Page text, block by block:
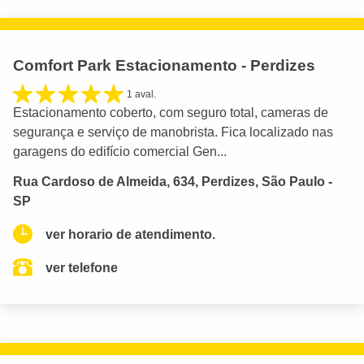
Comfort Park Estacionamento - Perdizes
1 aval.
Estacionamento coberto, com seguro total, cameras de
segurança e serviço de manobrista. Fica localizado nas
garagens do edifício comercial Gen...
Rua Cardoso de Almeida, 634, Perdizes, São Paulo -
SP
ver horario de atendimento.
ver telefone